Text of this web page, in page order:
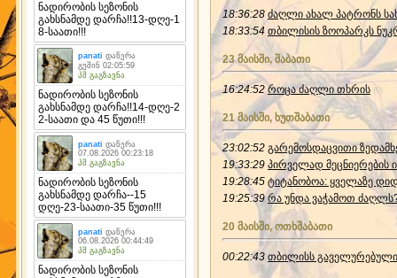
18:36:28 ძაღლი ახალ პატრონს
18:33:54 თბილისის ზოოპარკს
23 მაისში, შაბათი
16:24:52 როცა ძაღლი თხრის (0)
21 მაისში, ხუთშაბათი
23:02:52 გარემოსდაცვითი
19:33:29 პირველად მეცნიერების
19:28:45 ტიტანობოა: ყველაზე
19:25:39 რა უნდა ვაჭამოთ
20 მაისში, ოთხშაბათი
00:22:43 თბილისს გაველურებული